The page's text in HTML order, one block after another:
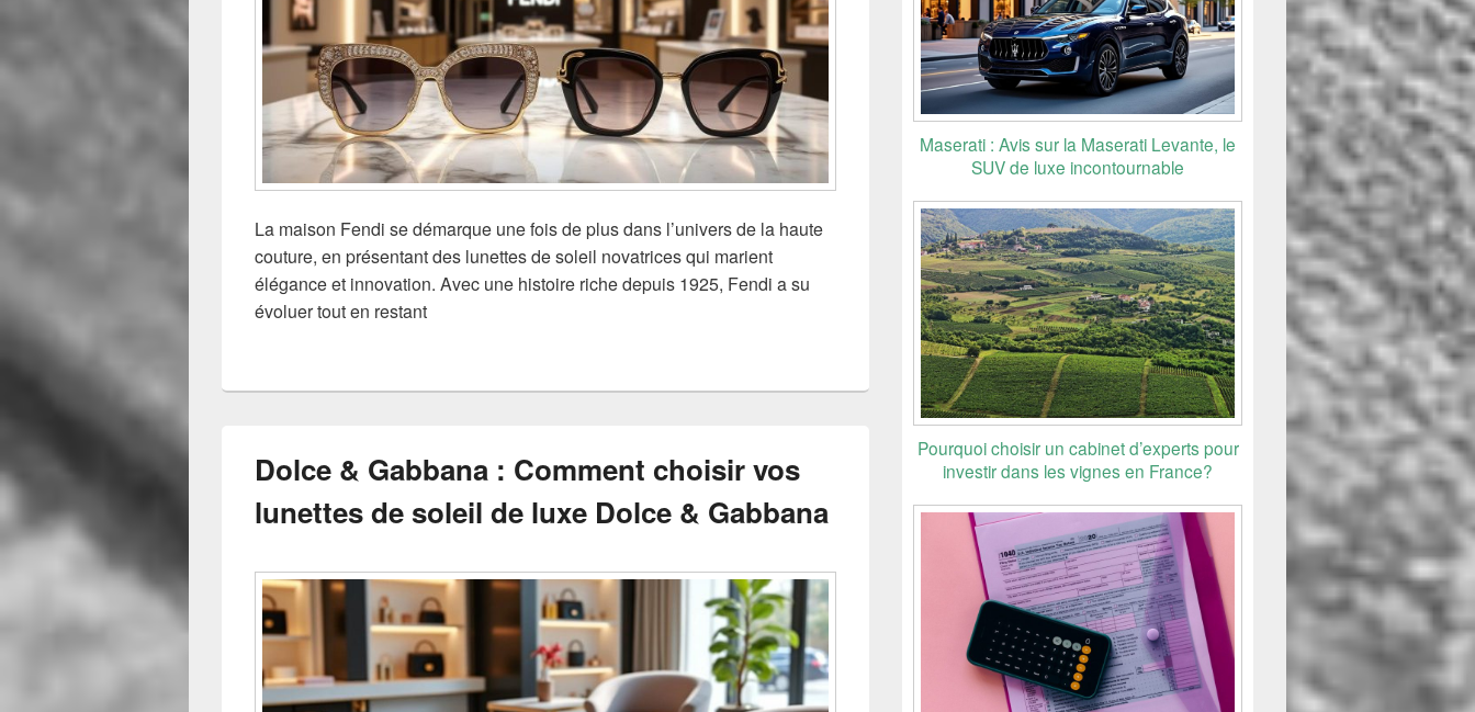
La maison Fendi se démarque une fois de plus dans l’univers de la haute
couture, en présentant des lunettes de soleil novatrices qui marient
élégance et innovation. Avec une histoire riche depuis 1925, Fendi a su
évoluer tout en restant
Dolce & Gabbana : Comment choisir vos
lunettes de soleil de luxe Dolce & Gabbana
Maserati : Avis sur la Maserati Levante, le
SUV de luxe incontournable
Pourquoi choisir un cabinet d’experts pour
investir dans les vignes en France?